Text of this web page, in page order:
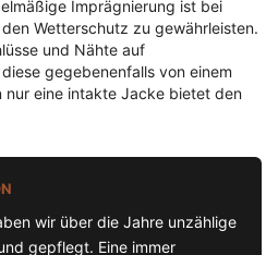
Imprägnierung ist bei
Wetterschutz zu gewährleisten.
und Nähte auf
gegebenenfalls von einem
nur eine intakte Jacke bietet den
wir über die Jahre unzählige
gepflegt. Eine immer